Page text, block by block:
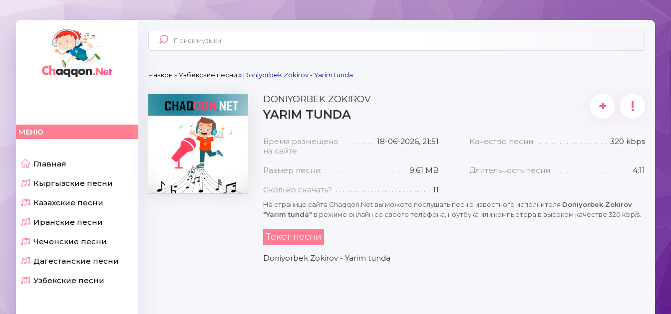
МЕНЮ
Главная
Кыргызские песни
Казахские песни
Иранские песни
Чеченские песни
Дагестанские песни
Узбекские песни
Чаккон »Узбекские песни » Doniyorbek Zokirov - Yarim tunda
DONIYORBEK ZOKIROV
YARIM TUNDA + !
Время размещено
на сайте:
18-06-2026, 21:51 Качество песни: 320 kbps
Размер песни: 9.61 MB Длительность песни: 4:11
Сколько скачать? 11
На странице сайта Chaqqon.Net вы можете послушать песню известного исполнителя Doniyorbek Zokirov
"Yarim tunda" в режиме онлайн со своего телефона, ноутбука или компьютера в высоком качестве 320 kbp/s.
Текст песни
Doniyorbek Zokirov - Yarim tunda